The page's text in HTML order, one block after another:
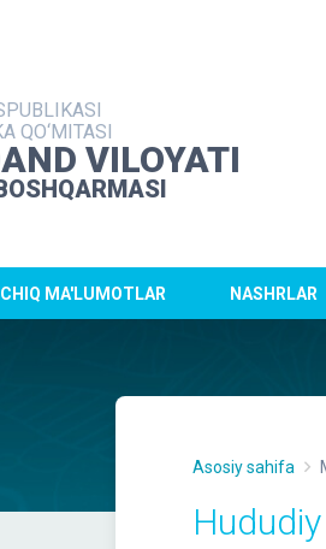
QO‘MITASI
VILOYATI
MA'LUMOTLAR NASHRLAR
Asosiy sahifa